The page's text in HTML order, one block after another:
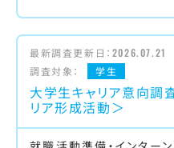
最新調査更新日： 2026.07.21
調査対象：
学生
大学生キャリア意向調
リア形成活動＞